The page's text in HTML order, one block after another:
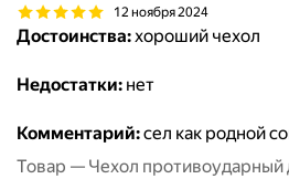
12 ноября 2024
Достоинства:хороший чехол
Недостатки: нет
Комментарий:сел как родной
Товар — Чехол противоударный